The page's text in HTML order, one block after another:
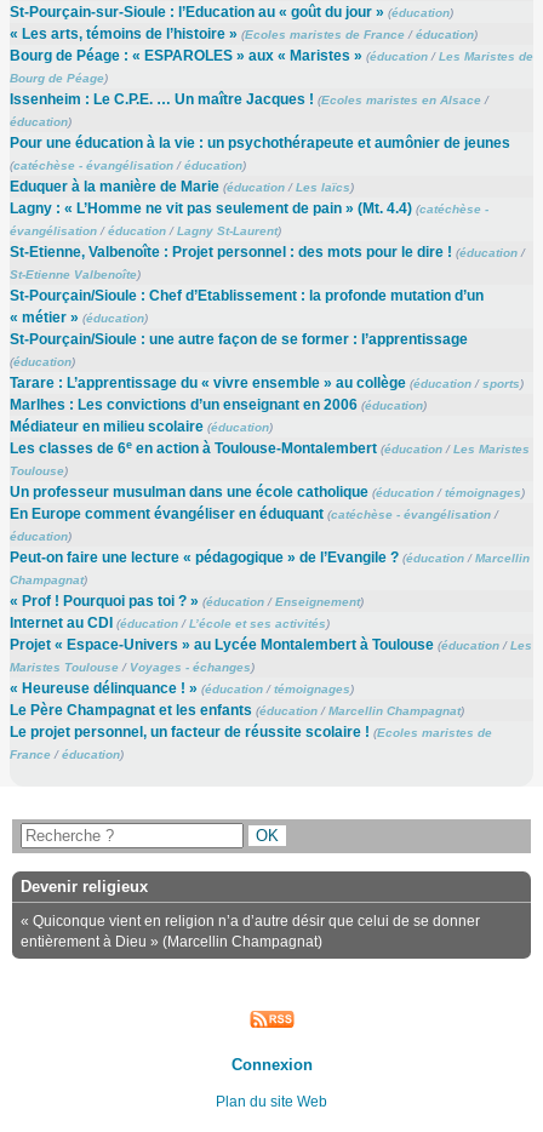
St-Pourçain-sur-Sioule : l’Education au « goût du jour » (éducation)
« Les arts, témoins de l’histoire » (Ecoles maristes de France/éducation)
Bourg de Péage : « ESPAROLES » aux « Maristes » (éducation/Les Maristes de
Bourg de Péage)
Issenheim : Le C.P.E. … Un maître Jacques ! (Ecoles maristes en Alsace/
éducation)
Pour une éducation à la vie : un psychothérapeute et aumônier de jeunes
(catéchèse - évangélisation/éducation)
Eduquer à la manière de Marie (éducation/Les laïcs)
Lagny : « L’Homme ne vit pas seulement de pain » (Mt. 4.4) (catéchèse -
évangélisation/éducation/Lagny St-Laurent)
St-Etienne, Valbenoîte : Projet personnel : des mots pour le dire ! (éducation/
St-Etienne Valbenoîte)
St-Pourçain/Sioule : Chef d’Etablissement : la profonde mutation d’un
« métier » (éducation)
St-Pourçain/Sioule : une autre façon de se former : l’apprentissage
(éducation)
Tarare : L’apprentissage du « vivre ensemble » au collège (éducation/sports)
Marlhes : Les convictions d’un enseignant en 2006 (éducation)
Médiateur en milieu scolaire (éducation)
Les classes de 6een action à Toulouse-Montalembert (éducation/Les Maristes
Toulouse)
Un professeur musulman dans une école catholique (éducation/témoignages)
En Europe comment évangéliser en éduquant (catéchèse - évangélisation/
éducation)
Peut-on faire une lecture « pédagogique » de l’Evangile ? (éducation/Marcellin
Champagnat)
« Prof ! Pourquoi pas toi ? » (éducation/Enseignement)
Internet au CDI (éducation/L’école et ses activités)
Projet « Espace-Univers » au Lycée Montalembert à Toulouse (éducation/Les
Maristes Toulouse/ Voyages - échanges)
« Heureuse délinquance ! » (éducation/témoignages)
Le Père Champagnat et les enfants (éducation/Marcellin Champagnat)
Le projet personnel, un facteur de réussite scolaire ! (Ecoles maristes de
France/éducation)
Devenir religieux
« Quiconque vient en religion n’a d’autre désir que celui de se donner
entièrement à Dieu » (Marcellin Champagnat)
Connexion
Plan du site Web